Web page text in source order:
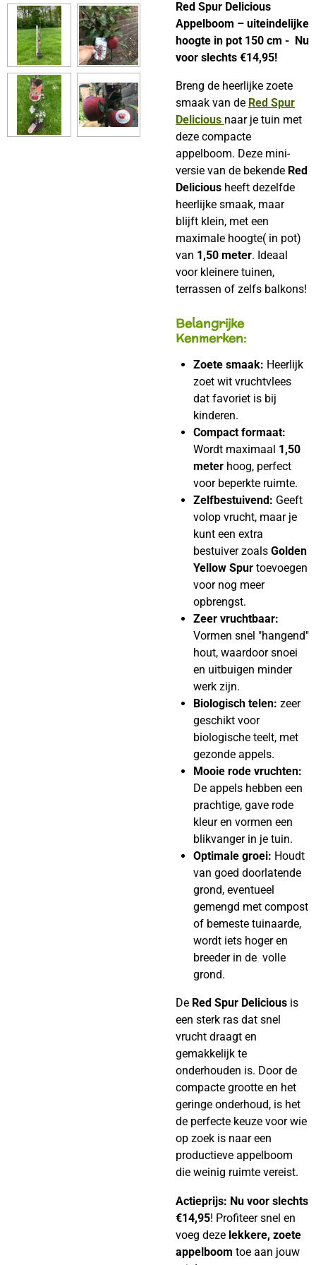
Red Spur Delicious
Appelboom – uiteindelijke
hoogte in pot 150 cm - Nu
voor slechts €14,95!
Breng de heerlijke zoete
smaak van de Red Spur
Delicious naar je tuin met
deze compacte
appelboom. Deze mini-
versie van de bekende Red
Delicious heeft dezelfde
heerlijke smaak, maar
blijft klein, met een
maximale hoogte( in pot)
van 1,50 meter. Ideaal
voor kleinere tuinen,
terrassen of zelfs balkons!
Belangrijke
Kenmerken:
Zoete smaak: Heerlijk
zoet wit vruchtvlees
dat favoriet is bij
kinderen.
Compact formaat:
Wordt maximaal 1,50
meterhoog, perfect
voor beperkte ruimte.
Zelfbestuivend: Geeft
volop vrucht, maar je
kunt een extra
bestuiver zoals Golden
Yellow Spurtoevoegen
voor nog meer
opbrengst.
Zeer vruchtbaar:
Vormen snel "hangend"
hout, waardoor snoei
en uitbuigen minder
werk zijn.
Biologisch telen: zeer
geschikt voor
biologische teelt, met
gezonde appels.
Mooie rode vruchten:
De appels hebben een
prachtige, gave rode
kleur en vormen een
blikvanger in je tuin.
Optimale groei: Houdt
van goed doorlatende
grond, eventueel
gemengd met compost
of bemeste tuinaarde,
wordt iets hoger en
breeder in de volle
grond.
De Red Spur Delicious is
een sterk ras dat snel
vrucht draagt en
gemakkelijk te
onderhouden is. Door de
compacte grootte en het
geringe onderhoud, is het
de perfecte keuze voor wie
op zoek is naar een
productieve appelboom
die weinig ruimte vereist.
Actieprijs: Nu voor slechts
€14,95! Profiteer snel en
voeg deze lekkere, zoete
appelboom toe aan jouw